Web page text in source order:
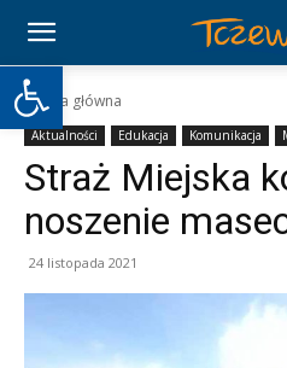
Otwórz pasek narzędzi
Strona główna
Aktualności Edukacja Komunikacja
Straż Miejska
noszenie
24 listopada 2021